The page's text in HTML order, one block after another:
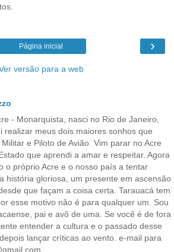
›
Página inicial
versão para a web
- Monarquista, nasci no Rio de Janeiro,
realizar meus dois maiores sonhos que
e Piloto de Avião. Vim parar no Acre
que aprendi a amar e respeitar. Agora
o próprio Acre e o nosso país a tentar
história gloriosa, um presente em ascensão
que façam a coisa certa. Tarauacá tem
esse motivo não é para qualquer um. Sou
pai e avô de uma. Se você é de fora
entender a cultura e o passado desse
lançar críticas ao vento. e-mail para